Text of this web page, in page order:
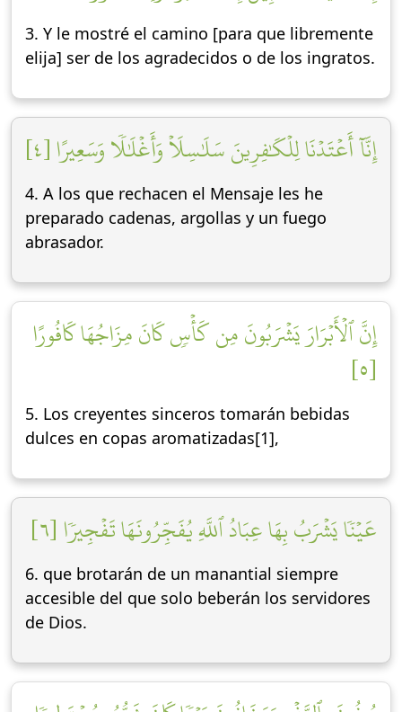
3. Y le mostré el camino [para que libremente
elija] ser de los agradecidos o de los ingratos.
إِنَّآ أَعۡتَدۡنَا لِلۡكَٰفِرِينَ سَلَٰسِلَاْ وَأَغۡلَٰلٗا وَسَعِيرًا [٤]
4. A los que rechacen el Mensaje les he
preparado cadenas, argollas y un fuego
abrasador.
إِنَّ ٱلۡأَبۡرَارَ يَشۡرَبُونَ مِن كَأۡسٖ كَانَ مِزَاجُهَا كَافُورًا
[٥]
5. Los creyentes sinceros tomarán bebidas
dulces en copas aromatizadas[1],
عَيۡنٗا يَشۡرَبُ بِهَا عِبَادُ ٱللَّهِ يُفَجِّرُونَهَا تَفۡجِيرٗا [٦]
6. que brotarán de un manantial siempre
accesible del que solo beberán los servidores
de Dios.